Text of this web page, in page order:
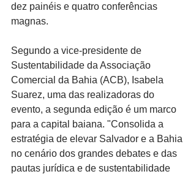
dez painéis e quatro conferências
magnas.
Segundo a vice-presidente de
Sustentabilidade da Associação
Comercial da Bahia (ACB), Isabela
Suarez, uma das realizadoras do
evento, a segunda edição é um marco
para a capital baiana. "Consolida a
estratégia de elevar Salvador e a Bahia
no cenário dos grandes debates e das
pautas jurídica e de sustentabilidade